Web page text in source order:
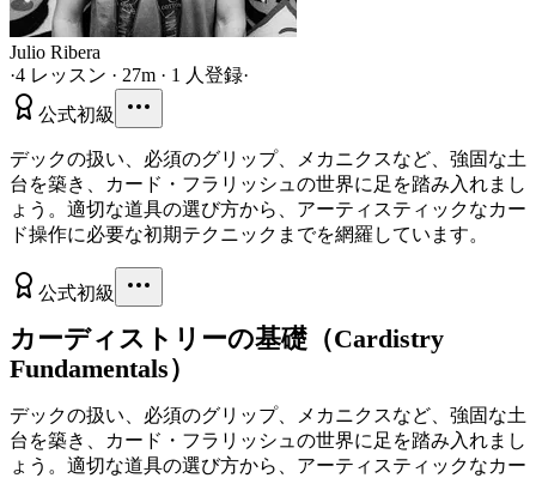
Julio Ribera
·4 レッスン · 27m · 1 人登録·
公式初級
デックの扱い、必須のグリップ、メカニクスなど、強固な土
台を築き、カード・フラリッシュの世界に足を踏み入れまし
ょう。適切な道具の選び方から、アーティスティックなカー
ド操作に必要な初期テクニックまでを網羅しています。
公式初級
カーディストリーの基礎（Cardistry
Fundamentals）
デックの扱い、必須のグリップ、メカニクスなど、強固な土
台を築き、カード・フラリッシュの世界に足を踏み入れまし
ょう。適切な道具の選び方から、アーティスティックなカー